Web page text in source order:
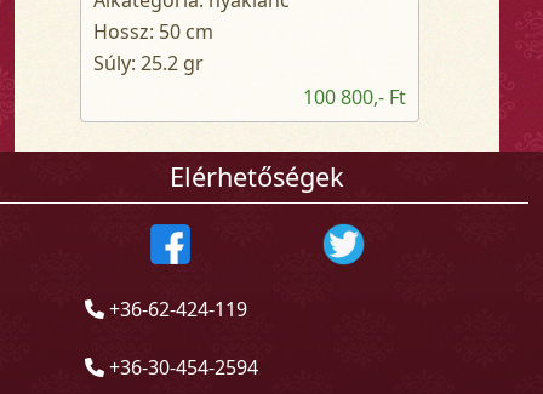
Hossz: 50 cm
Súly: 25.2 gr
100 800,- Ft
Elérhetőségek
+36-62-424-119
+36-30-454-2594